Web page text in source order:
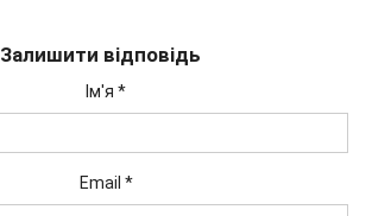
Залишити відповідь
Ім'я *
Email *